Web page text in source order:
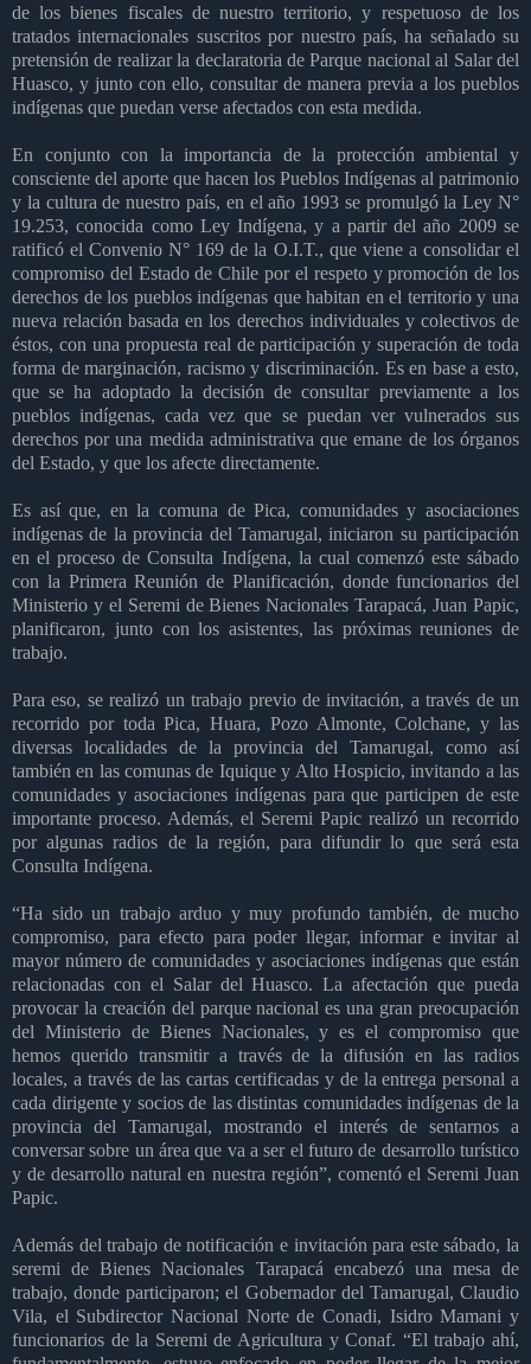
de los bienes fiscales de nuestro territorio, y respetuoso de los
tratados internacionales suscritos por nuestro país, ha señalado su
pretensión de realizar la declaratoria de Parque nacional al Salar del
Huasco, y junto con ello, consultar de manera previa a los pueblos
indígenas que puedan verse afectados con esta medida.
En conjunto con la importancia de la protección ambiental y
consciente del aporte que hacen los Pueblos Indígenas al patrimonio
y la cultura de nuestro país, en el año 1993 se promulgó la Ley N°
19.253, conocida como Ley Indígena, y a partir del año 2009 se
ratificó el Convenio N° 169 de la O.I.T., que viene a consolidar el
compromiso del Estado de Chile por el respeto y promoción de los
derechos de los pueblos indígenas que habitan en el territorio y una
nueva relación basada en los derechos individuales y colectivos de
éstos, con una propuesta real de participación y superación de toda
forma de marginación, racismo y discriminación. Es en base a esto,
que se ha adoptado la decisión de consultar previamente a los
pueblos indígenas, cada vez que se puedan ver vulnerados sus
derechos por una medida administrativa que emane de los órganos
del Estado, y que los afecte directamente.
Es así que, en la comuna de Pica, comunidades y asociaciones
indígenas de la provincia del Tamarugal, iniciaron su participación
en el proceso de Consulta Indígena, la cual comenzó este sábado
con la Primera Reunión de Planificación, donde funcionarios del
Ministerio y el Seremi de Bienes Nacionales Tarapacá, Juan Papic,
planificaron, junto con los asistentes, las próximas reuniones de
trabajo.
Para eso, se realizó un trabajo previo de invitación, a través de un
recorrido por toda Pica, Huara, Pozo Almonte, Colchane, y las
diversas localidades de la provincia del Tamarugal, como así
también en las comunas de Iquique y Alto Hospicio, invitando a las
comunidades y asociaciones indígenas para que participen de este
importante proceso. Además, el Seremi Papic realizó un recorrido
por algunas radios de la región, para difundir lo que será esta
Consulta Indígena.
“Ha sido un trabajo arduo y muy profundo también, de mucho
compromiso, para efecto para poder llegar, informar e invitar al
mayor número de comunidades y asociaciones indígenas que están
relacionadas con el Salar del Huasco. La afectación que pueda
provocar la creación del parque nacional es una gran preocupación
del Ministerio de Bienes Nacionales, y es el compromiso que
hemos querido transmitir a través de la difusión en las radios
locales, a través de las cartas certificadas y de la entrega personal a
cada dirigente y socios de las distintas comunidades indígenas de la
provincia del Tamarugal, mostrando el interés de sentarnos a
conversar sobre un área que va a ser el futuro de desarrollo turístico
y de desarrollo natural en nuestra región”, comentó el Seremi Juan
Papic.
Además del trabajo de notificación e invitación para este sábado, la
seremi de Bienes Nacionales Tarapacá encabezó una mesa de
trabajo, donde participaron; el Gobernador del Tamarugal, Claudio
Vila, el Subdirector Nacional Norte de Conadi, Isidro Mamani y
funcionarios de la Seremi de Agricultura y Conaf. “El trabajo ahí,